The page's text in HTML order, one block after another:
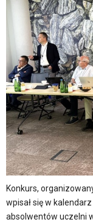
Konkurs,
wpisał się w
absolwentów uczelni